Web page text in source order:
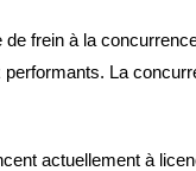
frein à la
La
actuellement à